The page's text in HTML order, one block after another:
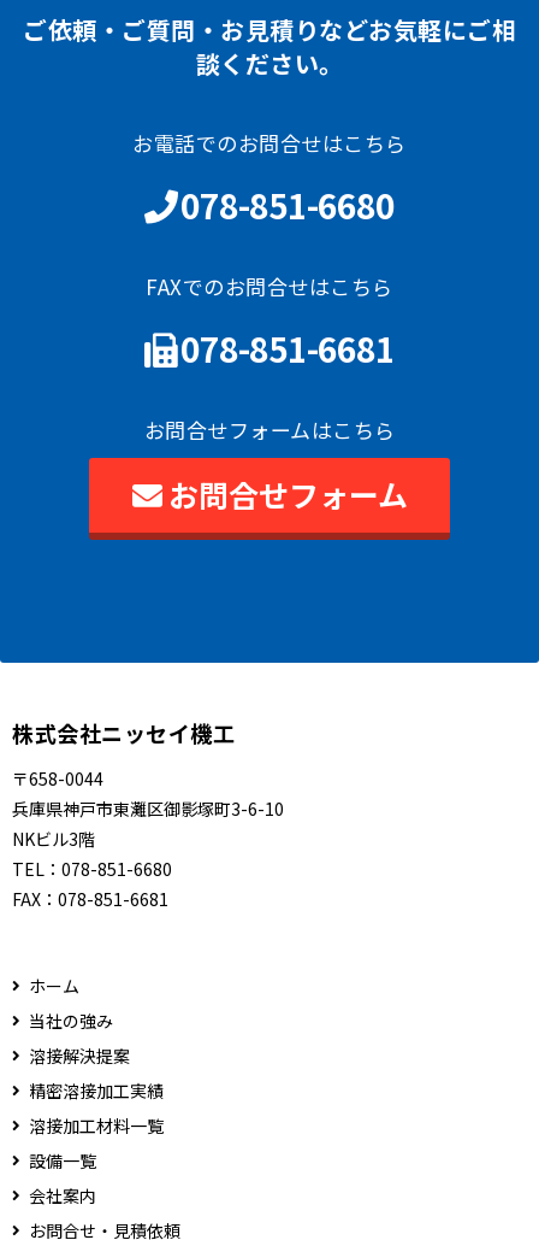
ご依頼・ご質問・お見積りなどお気軽にご相
談ください。
お電話でのお問合せはこちら
078-851-6680
FAXでのお問合せはこちら
078-851-6681
お問合せフォームはこちら
お問合せフォーム
株式会社ニッセイ機工
〒658-0044
兵庫県神戸市東灘区御影塚町3-6-10
NKビル3階
TEL： 078-851-6680
FAX： 078-851-6681
ホーム
当社の強み
溶接解決提案
精密溶接加工実績
溶接加工材料一覧
設備一覧
会社案内
お問合せ・見積依頼